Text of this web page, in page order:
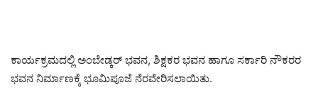
ಕಾರ್ಯಕ್ರಮದಲ್ಲಿ ಅಂಬೇಡ್ಕರ್ ಭವನ, ಶಿಕ್ಷಕರ ಭವನ ಹಾಗೂ ಸರ್ಕಾರಿ ನೌಕರರ
ಭವನ ನಿರ್ಮಾಣಕ್ಕೆ ಭೂಮಿಪೂಜೆ ನೆರವೇರಿಸಲಾಯಿತು.